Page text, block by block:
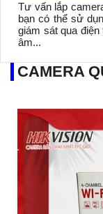
Tư vấn lắp
bạn có thể sử
giám sát qua
âm...
CAMERA